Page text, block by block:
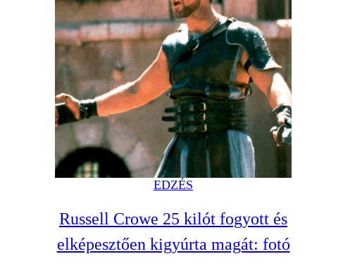
EDZÉS
Russell Crowe 25 kilót fogyott és
elképesztően kigyúrta magát: fotó